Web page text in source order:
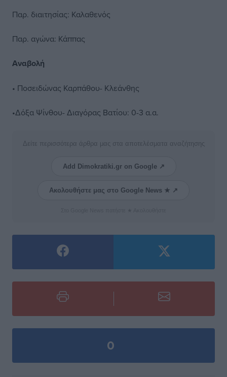
Παρ. διαιτησίας: Καλαθενός
Παρ. αγώνα: Κάππας
Αναβολή
• Ποσειδώνας Καρπάθου- Κλεάνθης
•Δόξα Ψίνθου- Διαγόρας Βατίου: 0-3 α.α.
Δείτε περισσότερα άρθρα μας στα αποτελέσματα αναζήτησης
Add Dimokratiki.gr on Google ↗
Ακολουθήστε μας στο Google News ★ ↗
0